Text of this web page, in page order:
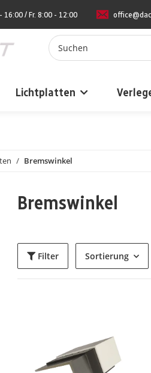
16:00 / Fr. 8:00 - 12:00
Lichtplatten
Bremswinkel
Bremswinkel
Filter Sortierung